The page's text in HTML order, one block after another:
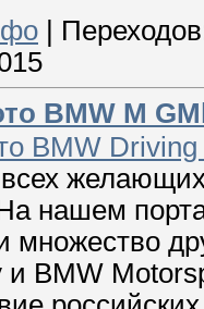
|
BMW M
BMW
желающих
нашем
множество
и BMW